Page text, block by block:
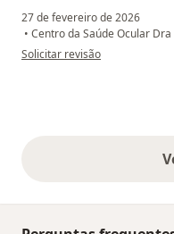
27 de fevereiro de 2026
• Centro da Saúde Ocular
na opinião do utilizador
Solicitar revisão